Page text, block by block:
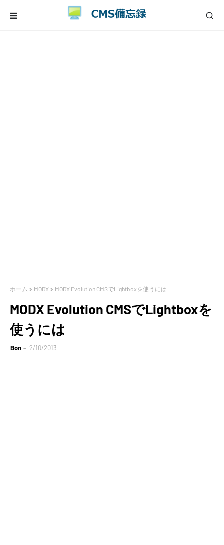
ホーム MODX MODX Evolution CMSでLightboxを使うには
MODX Evolution CMSでLightboxを
使うには
Bon 2/10/2013